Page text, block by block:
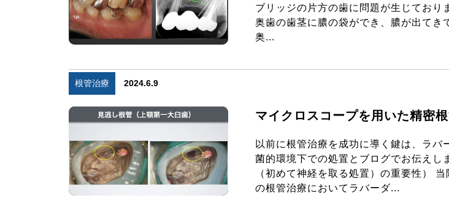
ブリッジの片方の歯に問題が生じており
奥歯の歯茎に膿の袋ができ、膿が出てき
奥...
根管治療 2024.6.9
マイクロスコープを用いた精密
以前に根管治療を成功に導く鍵は、ラバ
菌的環境下での処置とブログでお伝えし
（初めて神経を取る処置）の重要性）
の根管治療においてラバーダ...